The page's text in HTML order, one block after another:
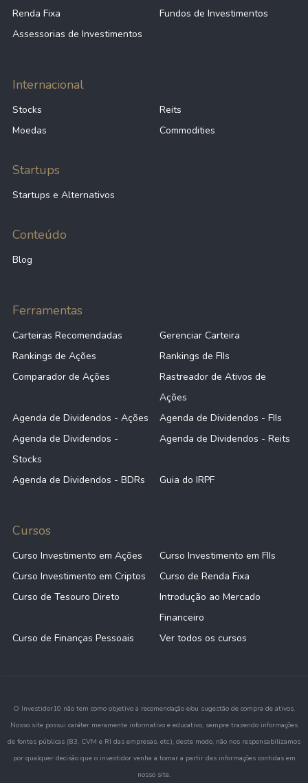
Renda Fixa
Fundos de Investimentos
Assessorias de Investimentos
Internacional
Stocks
Reits
Moedas
Commodities
Startups
Startups e Alternativos
Conteúdo
Blog
Ferramentas
Carteiras Recomendadas
Gerenciar Carteira
Rankings de Ações
Rankings de FIIs
Comparador de Ações
Rastreador de Ativos de
Ações
Agenda de Dividendos - Ações
Agenda de Dividendos - FIIs
Agenda de Dividendos -
Stocks
Agenda de Dividendos - Reits
Agenda de Dividendos - BDRs Guia do IRPF
Cursos
Curso Investimento em Ações
Curso Investimento em FIIs
Curso Investimento em Criptos
Curso de Renda Fixa
Curso de Tesouro Direto
Introdução ao Mercado
Financeiro
Curso de Finanças Pessoais
Ver todos os cursos
O Investidor10 não tem como objetivo a recomendação e/ou sugestão de compra de ativos.
Nosso site possui caráter meramente informativo e educativo, sempre trazendo informações
de fontes públicas (B3, CVM e RI das empresas, etc.), deste modo, não nos responsabilizamos
por qualquer decisão que o investidor venha a tomar a partir das informações contidas em
nosso site.